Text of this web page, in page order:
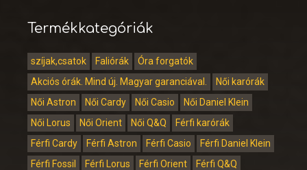
Termékkategóriák
szíjak,csatok Faliórák
Óra forgatók
Akciós órák. Mind új. Magyar garanciával.
Női karórák
Női Astron
Női Cardy Női Casio
Női Daniel Klein
Női Lorus
Női Orient Női Q&Q
Férfi karórák
Férfi Cardy
Férfi Astron Férfi Casio
Férfi Daniel Klein
Férfi Fossil
Férfi Lorus Férfi Orient
Férfi Q&Q